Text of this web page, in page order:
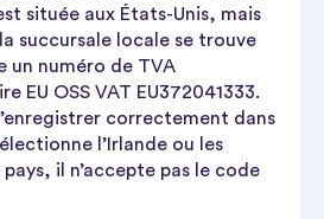
située aux États-Unis, mais
succursale locale se trouve
un numéro de TVA
EU OSS VAT EU372041333.
correctement dans
l’Irlande ou les
il n’accepte pas le code